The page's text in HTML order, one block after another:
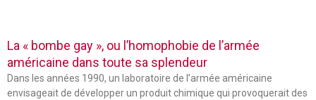
La « bombe gay », ou l’homophobie de l’armée
américaine dans toute sa splendeur
Dans les années 1990, un laboratoire de l’armée américaine
envisageait de développer un produit chimique qui provoquerait des